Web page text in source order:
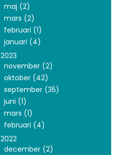
maj (2)
mars (2)
februari (1)
januari (4)
2023
november (2)
oktober (42)
september (35)
juni (1)
mars (1)
februari (4)
2022
december (2)